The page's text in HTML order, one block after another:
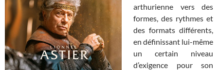
arthurienne vers des
formes, des rythmes et
des formats différents,
en définissant lui-même
un certain niveau
d’exigence pour son